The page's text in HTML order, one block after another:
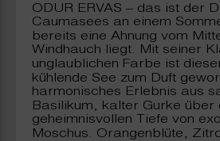
ODUR ERVAS – das ist der
Caumasees an einem
bereits eine Ahnung vom
Windhauch liegt. Mit seiner
unglaublichen Farbe ist
kühlende See zum Duft
harmonisches Erlebnis aus
Basilikum, kalter Gurke über
geheimnisvollen Tiefe von
Moschus. Orangenblüte,